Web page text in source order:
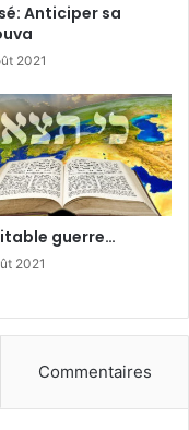
Anticiper sa
2021
guerre…
2021
Commentaires